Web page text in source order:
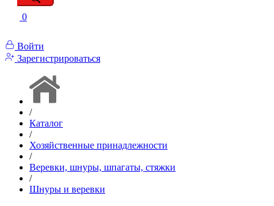
0
Войти
Зарегистрироваться
/
Каталог
/
Хозяйственные принадлежности
/
Веревки, шнуры, шпагаты, стяжки
/
Шнуры и веревки